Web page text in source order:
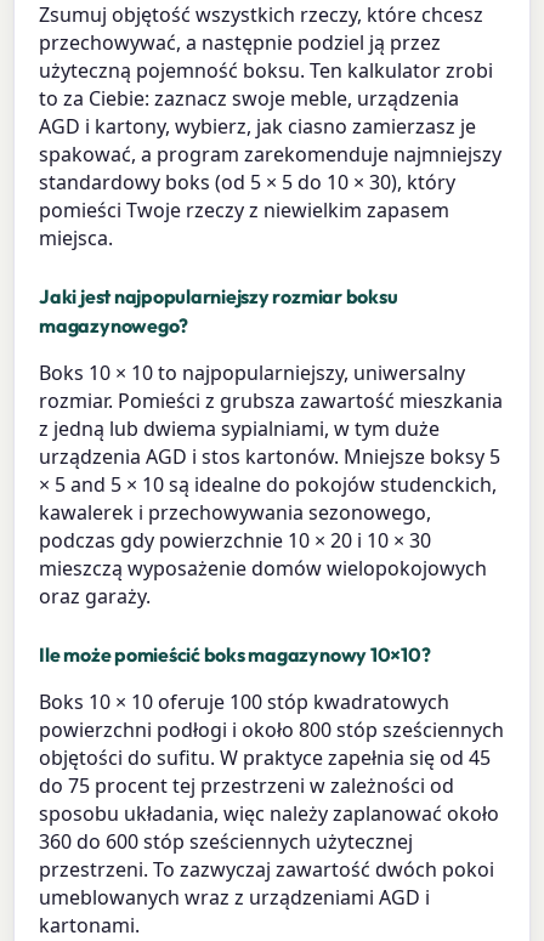
Zsumuj objętość wszystkich rzeczy, które chcesz
przechowywać, a następnie podziel ją przez
użyteczną pojemność boksu. Ten kalkulator zrobi
to za Ciebie: zaznacz swoje meble, urządzenia
AGD i kartony, wybierz, jak ciasno zamierzasz je
spakować, a program zarekomenduje najmniejszy
standardowy boks (od 5 × 5 do 10 × 30), który
pomieści Twoje rzeczy z niewielkim zapasem
miejsca.
Jaki jest najpopularniejszy rozmiar boksu
magazynowego?
Boks 10 × 10 to najpopularniejszy, uniwersalny
rozmiar. Pomieści z grubsza zawartość mieszkania
z jedną lub dwiema sypialniami, w tym duże
urządzenia AGD i stos kartonów. Mniejsze boksy 5
× 5 and 5 × 10 są idealne do pokojów studenckich,
kawalerek i przechowywania sezonowego,
podczas gdy powierzchnie 10 × 20 i 10 × 30
mieszczą wyposażenie domów wielopokojowych
oraz garaży.
Ile może pomieścić boks magazynowy 10×10?
Boks 10 × 10 oferuje 100 stóp kwadratowych
powierzchni podłogi i około 800 stóp sześciennych
objętości do sufitu. W praktyce zapełnia się od 45
do 75 procent tej przestrzeni w zależności od
sposobu układania, więc należy zaplanować około
360 do 600 stóp sześciennych użytecznej
przestrzeni. To zazwyczaj zawartość dwóch pokoi
umeblowanych wraz z urządzeniami AGD i
kartonami.